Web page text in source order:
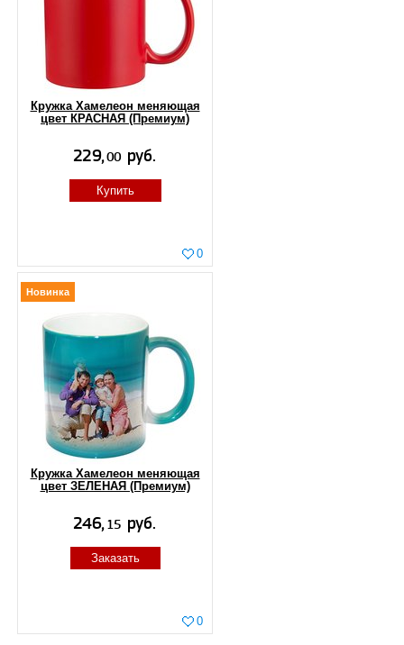
0
Кружка Хамелеон меняющая
цвет КРАСНАЯ (Премиум)
Купить
0
Новинка
Кружка Хамелеон меняющая
цвет ЗЕЛЕНАЯ (Премиум)
Заказать